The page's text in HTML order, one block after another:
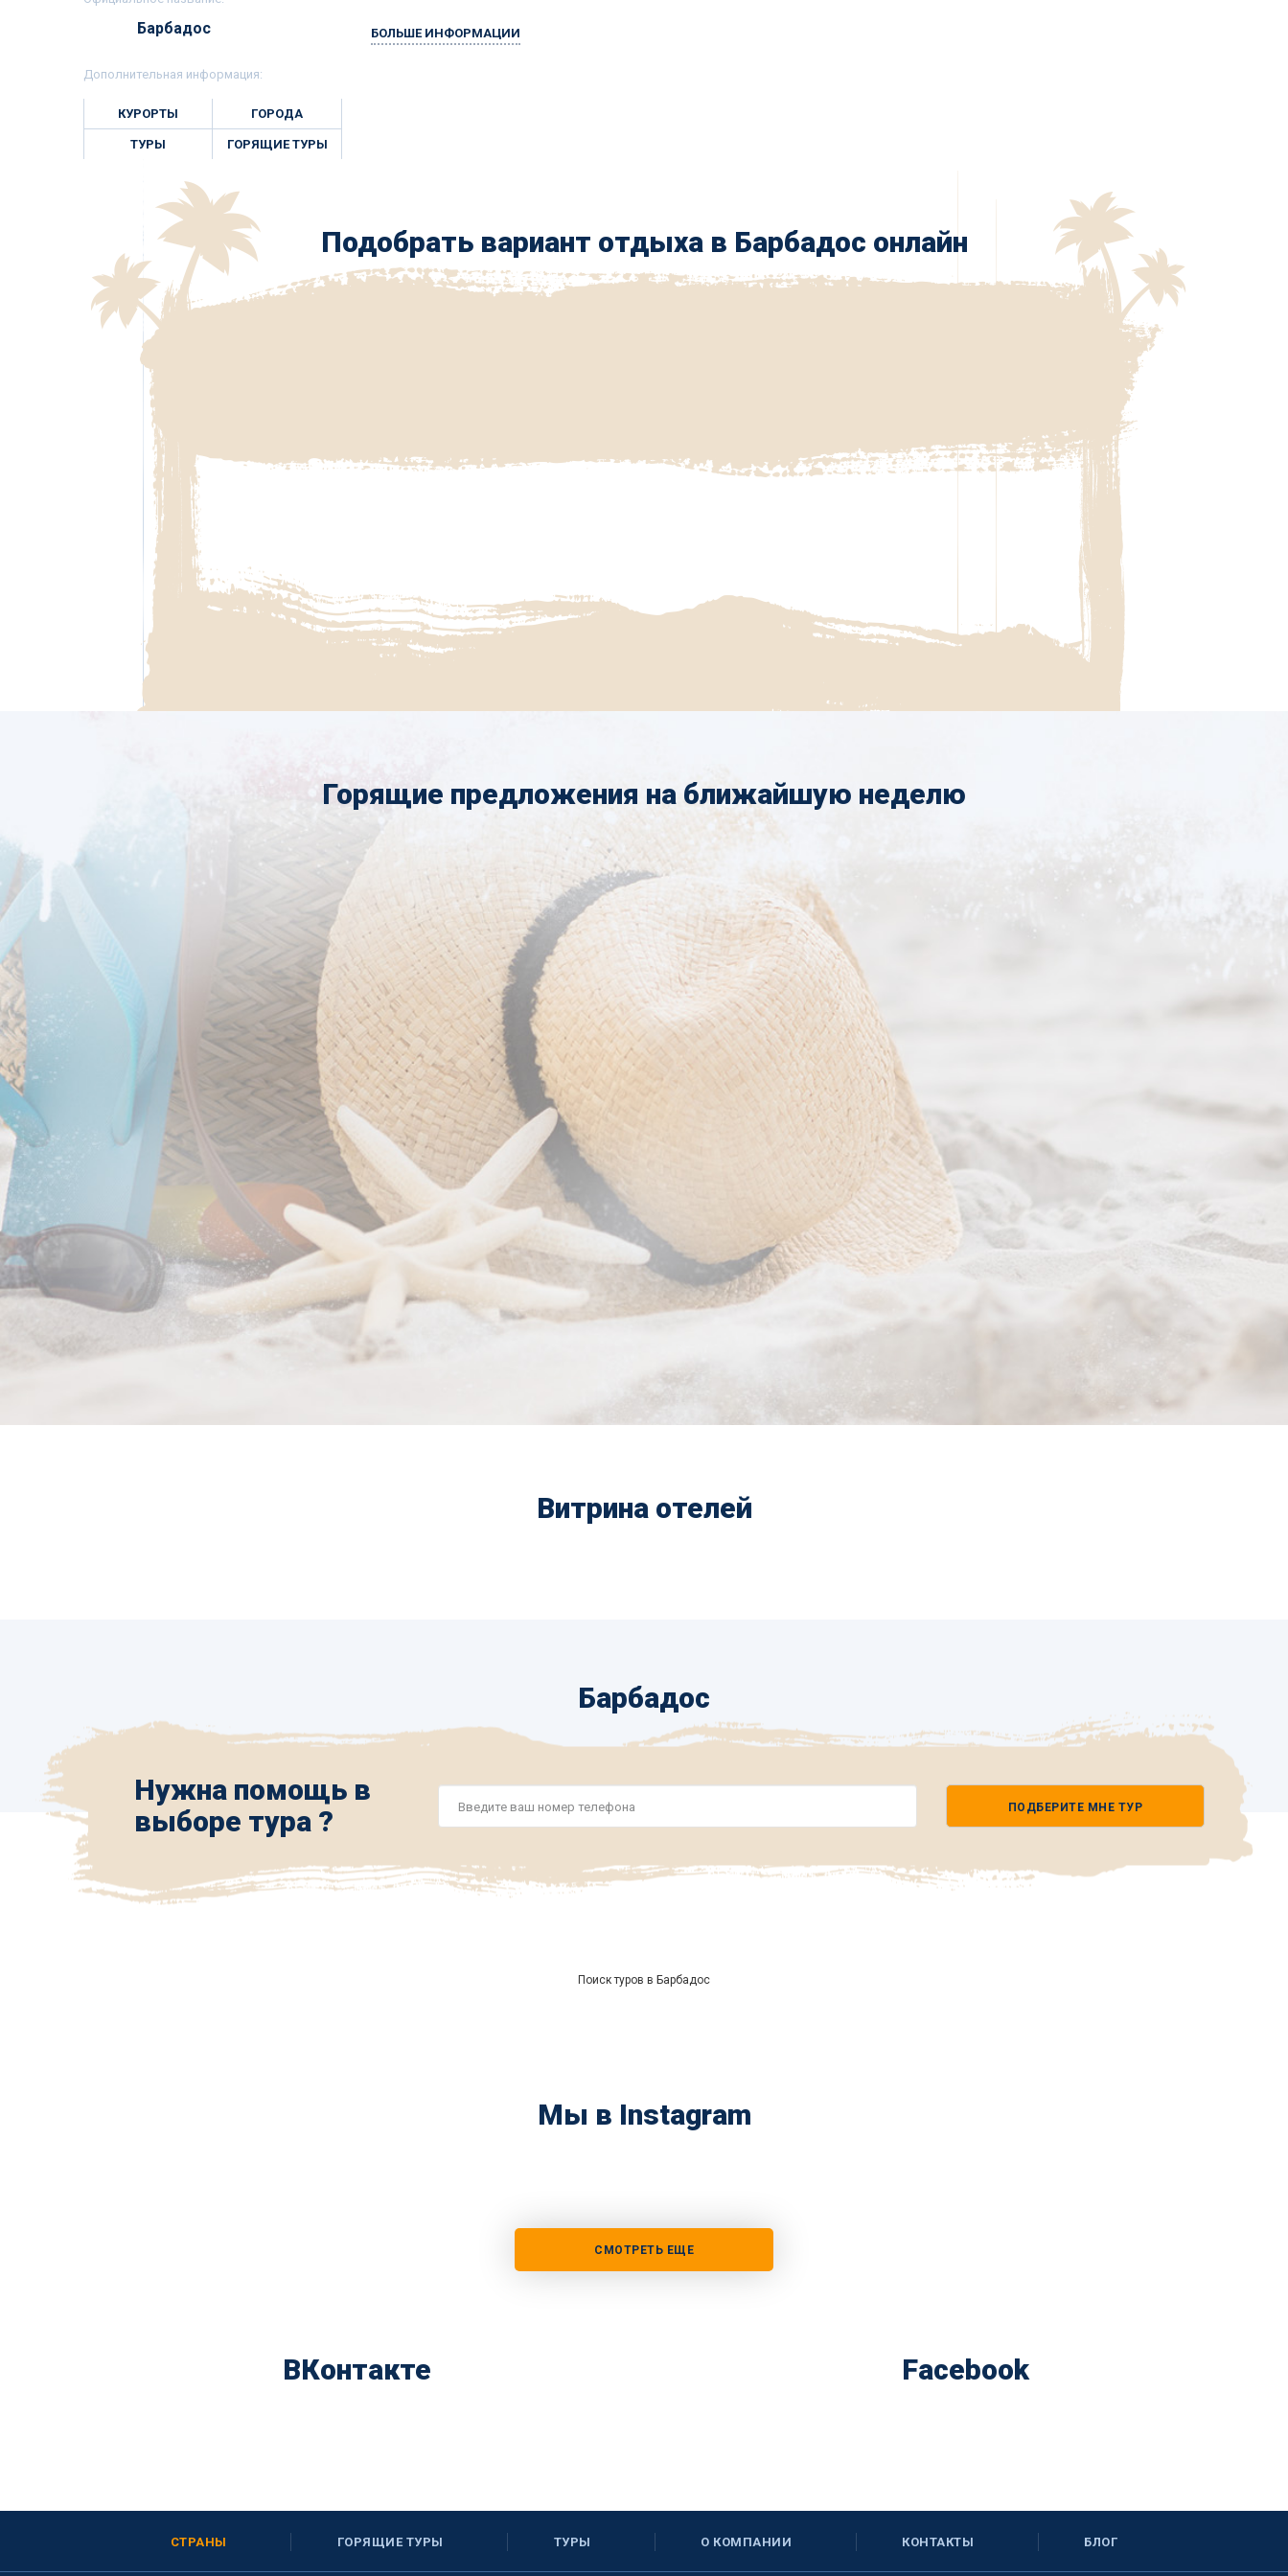
Барбадос
Дополнительная информация:
КУРОРТЫ ГОРОДА
ТУРЫ ГОРЯЩИЕ ТУРЫ
БОЛЬШЕ ИНФОРМАЦИИ
Подобрать вариант отдыха в Барбадос онлайн
Горящие предложения на ближайшую неделю
Витрина отелей
Барбадос
Нужна помощь в
выборе тура ?
*
ПОДБЕРИТЕ МНЕ ТУР
Поиск туров в Барбадос
Мы в Instagram
СМОТРЕТЬ ЕЩЕ
ВКонтакте Facebook
СТРАНЫ ГОРЯЩИЕ ТУРЫ ТУРЫ О КОМПАНИИ КОНТАКТЫ БЛОГ